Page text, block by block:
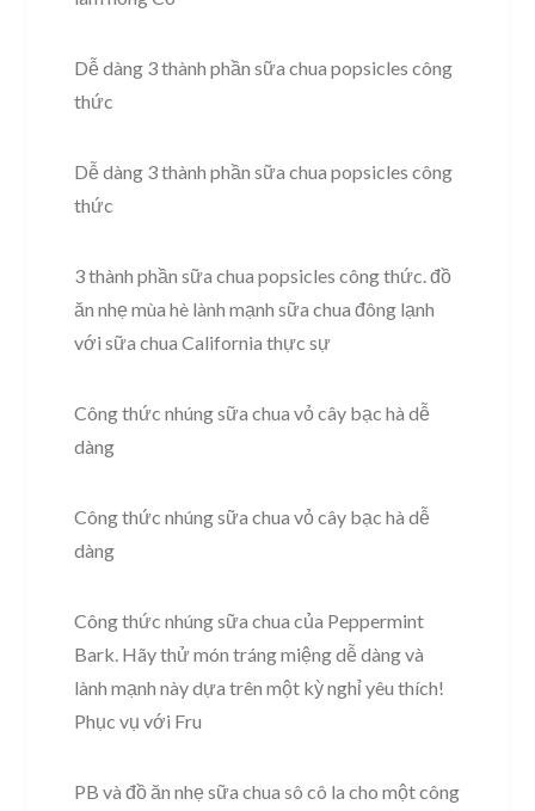
Dễ dàng 3 thành phần sữa chua popsicles công
thức
Dễ dàng 3 thành phần sữa chua popsicles công
thức
3 thành phần sữa chua popsicles công thức. đồ
ăn nhẹ mùa hè lành mạnh sữa chua đông lạnh
với sữa chua California thực sự
Công thức nhúng sữa chua vỏ cây bạc hà dễ
dàng
Công thức nhúng sữa chua vỏ cây bạc hà dễ
dàng
Công thức nhúng sữa chua của Peppermint
Bark. Hãy thử món tráng miệng dễ dàng và
lành mạnh này dựa trên một kỳ nghỉ yêu thích!
Phục vụ với Fru
PB và đồ ăn nhẹ sữa chua sô cô la cho một công